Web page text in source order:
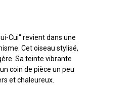
Cui" revient dans une
Cet oiseau stylisé,
Sa teinte vibrante
coin de pièce un peu
et chaleureux.